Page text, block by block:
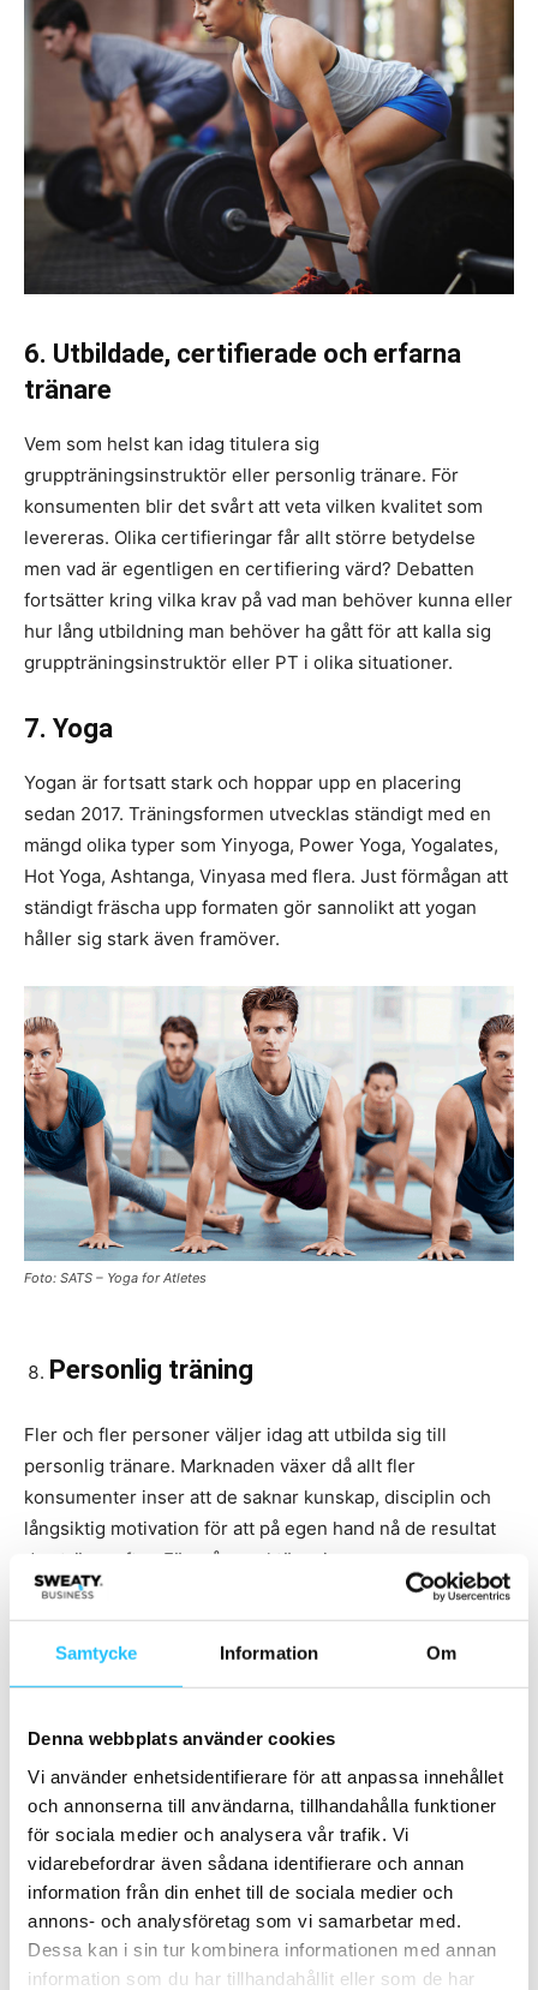
Samtycke Information Om
Denna webbplats använder cookies
Vi använder enhetsidentifierare för att anpassa innehållet
och annonserna till användarna, tillhandahålla funktioner
för sociala medier och analysera vår trafik. Vi
vidarebefordrar även sådana identifierare och annan
information från din enhet till de sociala medier och
annons- och analysföretag som vi samarbetar med.
Dessa kan i sin tur kombinera informationen med annan
information som du har tillhandahållit eller som de har
6. Utbildade, certifierade och erfarna
tränare
Vem som helst kan idag titulera sig
gruppträningsinstruktör eller personlig tränare. För
konsumenten blir det svårt att veta vilken kvalitet som
levereras. Olika certifieringar får allt större betydelse
men vad är egentligen en certifiering värd? Debatten
fortsätter kring vilka krav på vad man behöver kunna eller
hur lång utbildning man behöver ha gått för att kalla sig
gruppträningsinstruktör eller PT i olika situationer.
7. Yoga
Yogan är fortsatt stark och hoppar upp en placering
sedan 2017. Träningsformen utvecklas ständigt med en
mängd olika typer som Yinyoga, Power Yoga, Yogalates,
Hot Yoga, Ashtanga, Vinyasa med flera. Just förmågan att
ständigt fräscha upp formaten gör sannolikt att yogan
håller sig stark även framöver.
Foto: SATS – Yoga for Atletes
Personlig träning
Fler och fler personer väljer idag att utbilda sig till
personlig tränare. Marknaden växer då allt fler
konsumenter inser att de saknar kunskap, disciplin och
långsiktig motivation för att på egen hand nå de resultat
de strävar efter. För många aktörer inom
träningsindustrin är personlig träning en möjlighet att öka
intäkterna i verksamheten samt stärka kundrelationerna.
Träning för äldre
Det finns en växande marknad av gått/ska gå i pension
och som gör det med en bättre hälsa än tidigare
generationer. Med en ökande andel av den äldre
befolkningen är detta ett område som
träningsanläggningar borde lägga större fokus på, det
finns t ex stora möjligheter att nyttja ”off-peak”-tider (9–
11 samt 14–16) för koncept/klasser riktade till denna
målgrupp. Äldre människor har i många fall en mycket